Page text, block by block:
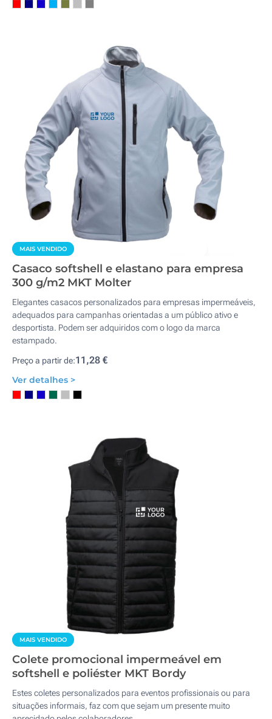
MAIS VENDIDO
Casaco softshell e elastano para empresa
300 g/m2 MKT Molter
Elegantes casacos personalizados para empresas impermeáveis,
adequados para campanhas orientadas a um público ativo e
desportista. Podem ser adquiridos com o logo da marca
estampado.
Preço a partir de:11,28 €
Ver detalhes >
MAIS VENDIDO
Colete promocional impermeável em
softshell e poliéster MKT Bordy
Estes coletes personalizados para eventos profissionais ou para
situações informais, faz com que sejam um presente muito